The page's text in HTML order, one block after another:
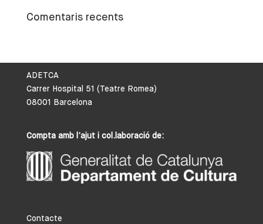
Comentaris recents
ADETCA
Carrer Hospital 51 (Teatre Romea)
08001 Barcelona
Compta amb l’ajut i col.laboració de:
Contacte